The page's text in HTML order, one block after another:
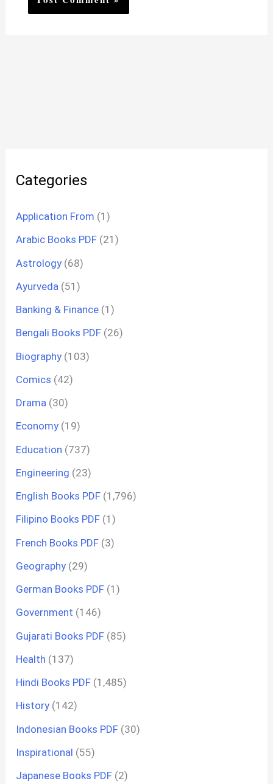
Categories
Application From (1)
Arabic Books PDF (21)
Astrology (68)
Ayurveda (51)
Banking & Finance (1)
Bengali Books PDF (26)
Biography (103)
Comics (42)
Drama (30)
Economy (19)
Education (737)
Engineering (23)
English Books PDF (1,796)
Filipino Books PDF (1)
French Books PDF (3)
Geography (29)
German Books PDF (1)
Government (146)
Gujarati Books PDF (85)
Health (137)
Hindi Books PDF (1,485)
History (142)
Indonesian Books PDF (30)
Inspirational (55)
Japanese Books PDF (2)